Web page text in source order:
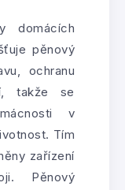
domácích
pěnový
ochranu
takže se
v
Tím
zařízení
Pěnový